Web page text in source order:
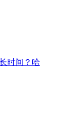
时间？哈